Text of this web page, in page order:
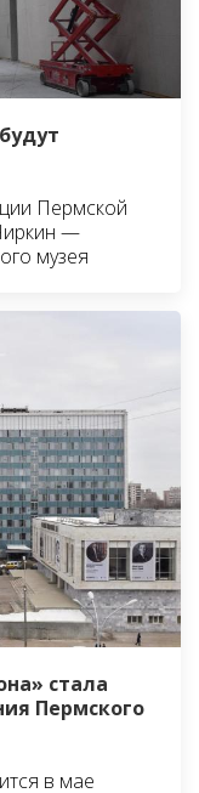
Пермской
—
музея
стала
Пермского
в мае